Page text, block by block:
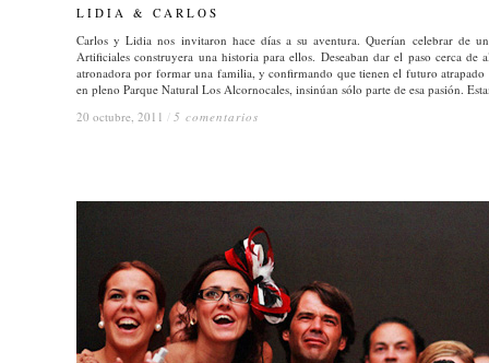
LIDIA & CARLOS
Carlos y Lidia nos invitaron hace días a su aventura. Querían celebrar de
Artificiales construyera una historia para ellos. Deseaban dar el paso cerca
atronadora por formar una familia, y confirmando que tienen el futuro atrapado
en pleno Parque Natural Los Alcornocales, insinúan sólo parte de esa pasión.
20 octubre, 2011 / 5 comentarios
LIDIA & CARLOS
20 octubre, 2011 / 5 comentarios